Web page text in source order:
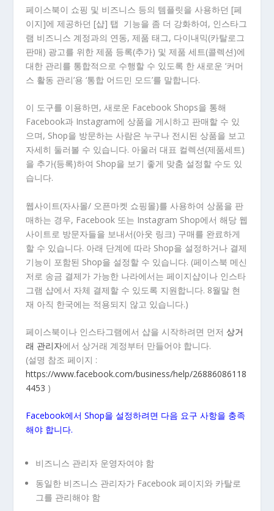
페이스북이 쇼핑 및 비즈니스 등의 템플릿을 사용하던 [페
이지]에 제공하던 [샵] 탭 기능을 좀 더 강화하여, 인스타그
램 비즈니스 계정과의 연동, 제품 태그, 다이내믹(카탈로그
판매) 광고를 위한 제품 등록(추가) 및 제품 세트(콜렉션)에
대한 관리를 통합적으로 수행할 수 있도록 한 새로운 ‘커머
스 활동 관리’용 ‘통합 어드민 모드’를 말합니다.
이 도구를 이용하면, 새로운 Facebook Shops을 통해
Facebook과 Instagram에 상품을 게시하고 판매할 수 있
으며, Shop을 방문하는 사람은 누구나 전시된 상품을 보고
자세히 둘러볼 수 있습니다. 아울러 대표 컬렉션(제품세트)
을 추가(등록)하여 Shop을 보기 좋게 맞춤 설정할 수도 있
습니다.
웹사이트(자사몰/ 오픈마켓 쇼핑몰)를 사용하여 상품을 판
매하는 경우, Facebook 또는 Instagram Shop에서 해당 웹
사이트로 방문자들을 보내서(아웃 링크) 구매를 완료하게
할 수 있습니다. 아래 단계에 따라 Shop을 설정하거나 결제
기능이 포함된 Shop을 설정할 수 있습니다. (페이스북 메신
저로 송금 결제가 가능한 나라에서는 페이지샵이나 인스타
그램 샵에서 자체 결제할 수 있도록 지원합니다. 8월말 현
재 아직 한국에는 적용되지 않고 있습니다.)
페이스북이나 인스타그램에서 샵을 시작하려면 먼저상거
래 관리자에서 상거래 계정부터 만들어야 합니다.
(설명 참조 페이지 :
https://www.facebook.com/business/help/26886086118
4453 )
Facebook에서 Shop을 설정하려면 다음 요구 사항을 충족
해야 합니다.
비즈니스 관리자 운영자여야 함
동일한 비즈니스 관리자가 Facebook 페이지와 카탈로
그를 관리해야 함